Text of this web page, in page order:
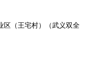
区（王宅村）（武义双全